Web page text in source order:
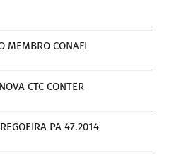
MEMBRO CONAFI
CTC CONTER
PA 47.2014